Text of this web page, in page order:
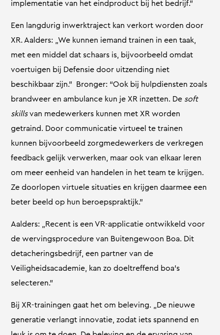
implementatie van het eindproduct bij het bedrijf.”
Een langdurig inwerktraject kan verkort worden door
XR. Aalders: „We kunnen iemand trainen in een taak,
met een middel dat schaars is, bijvoorbeeld omdat
voertuigen bij Defensie door uitzending niet
beschikbaar zijn.” Bronger: “Ook bij hulpdiensten zoals
brandweer en ambulance kun je XR inzetten. De soft
skillsvan medewerkers kunnen met XR worden
getraind. Door communicatie virtueel te trainen
kunnen bijvoorbeeld zorgmedewerkers de verkregen
feedback gelijk verwerken, maar ook van elkaar leren
om meer eenheid van handelen in het team te krijgen.
Ze doorlopen virtuele situaties en krijgen daarmee een
beter beeld op hun beroepspraktijk.”
Aalders: „Recent is een VR-applicatie ontwikkeld voor
de wervingsprocedure van Buitengewoon Boa. Dit
detacheringsbedrijf, een partner van de
Veiligheidsacademie, kan zo doeltreffend boa’s
selecteren.”
Bij XR-trainingen gaat het om beleving. „De nieuwe
generatie verlangt innovatie, zodat iets spannend en